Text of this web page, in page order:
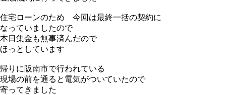
住宅ローンのため 今回は最終一括の契約に
なっていましたので
本日集金も無事済んだので
ほっとしています
帰りに阪南市で行われている
現場の前を通ると電気がついていたので
寄ってきました